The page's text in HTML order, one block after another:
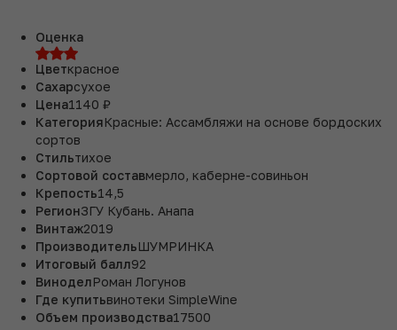
Оценка
Цветкрасное
Сахарсухое
Цена1140 ₽
КатегорияКрасные: Ассамбляжи на основе бордоских
сортов
Стильтихое
Сортовой составмерло, каберне-совиньон
Крепость14,5
РегионЗГУ Кубань. Анапа
Винтаж2019
ПроизводительШУМРИНКА
Итоговый балл92
ВиноделРоман Логунов
Где купитьвинотеки SimpleWine
Объем производства17500